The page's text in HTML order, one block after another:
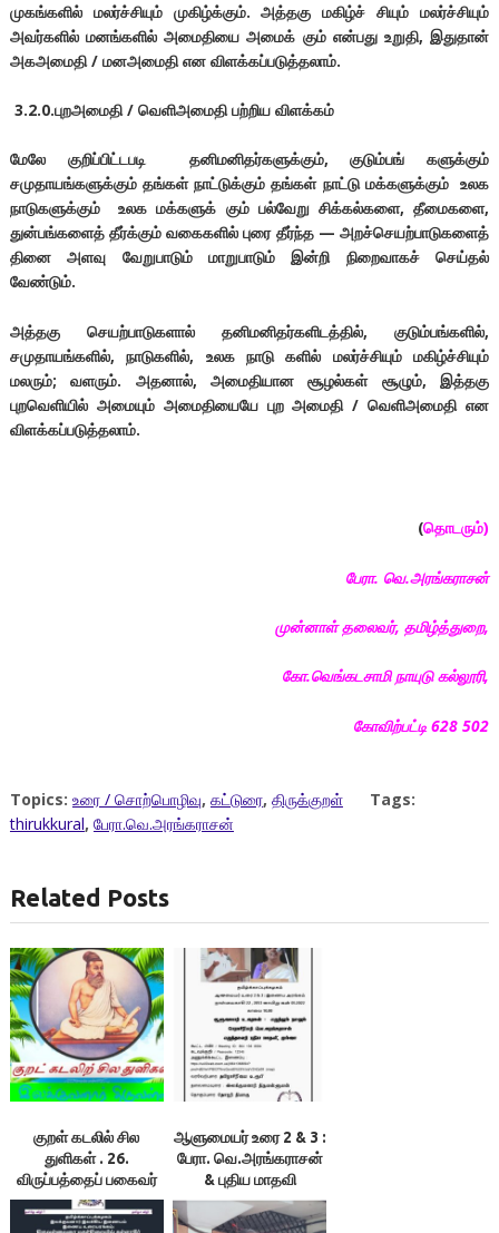
முகங்களில் மலர்ச்சியும் முகிழ்க்கும். அத்தகு மகிழ்ச் சியும் மலர்ச்சியும்
அவர்களில் மனங்களில் அமைதியை அமைக் கும் என்பது உறுதி, இதுதான்
அகஅமைதி / மனஅமைதி என விளக்கப்படுத்தலாம்.
3.2.0.புறஅமைதி / வெளிஅமைதி பற்றிய விளக்கம்
மேலே குறிப்பிட்டபடி தனிமனிதர்களுக்கும், குடும்பங் களுக்கும்
சமுதாயங்களுக்கும் தங்கள் நாட்டுக்கும் தங்கள் நாட்டு மக்களுக்கும் உலக
நாடுகளுக்கும் உலக மக்களுக் கும் பல்வேறு சிக்கல்களை, தீமைகளை,
துன்பங்களைத் தீர்க்கும் வகைகளில் புரை தீர்ந்த — அறச்செயற்பாடுகளைத்
தினை அளவு வேறுபாடும் மாறுபாடும் இன்றி நிறைவாகச் செய்தல்
வேண்டும்.
அத்தகு செயற்பாடுகளால் தனிமனிதர்களிடத்தில், குடும்பங்களில்,
சமுதாயங்களில், நாடுகளில், உலக நாடு களில் மலர்ச்சியும் மகிழ்ச்சியும்
மலரும்; வளரும். அதனால், அமைதியான சூழல்கள் சூழும், இத்தகு
புறவெளியில் அமையும் அமைதியையே புற அமைதி / வெளிஅமைதிஎன
விளக்கப்படுத்தலாம்.
(தொடரும்)
பேரா. வெ.அரங்கராசன்
முன்னாள் தலைவர், தமிழ்த்துறை,
கோ.வெங்கடசாமி நாயுடு கல்லூரி,
கோவிற்பட்டி 628 502
Topics: உரை / சொற்பொழிவு, கட்டுரை, திருக்குறள்
Tags:
thirukkural, பேரா.வெ.அரங்கராசன்
Related Posts
குறள் கடலில் சில
துளிகள் . 26.
விருப்பத்தைப் பகைவர்
அறியப் புலப்படுத்தாதே!
– இலக்குவனார்
ஆளுமையர் உரை 2 & 3 :
பேரா. வெ.அரங்கராசன்
& புதிய மாதவி